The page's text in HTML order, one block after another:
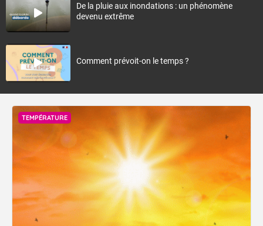
De la pluie aux inondations : un phénomène
devenu extrême
Comment prévoit-on le temps ?
TEMPÉRATURE